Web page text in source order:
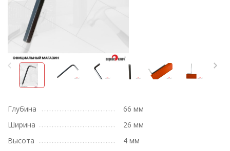
Глубина
66 мм
Ширина
26 мм
Высота
4 мм